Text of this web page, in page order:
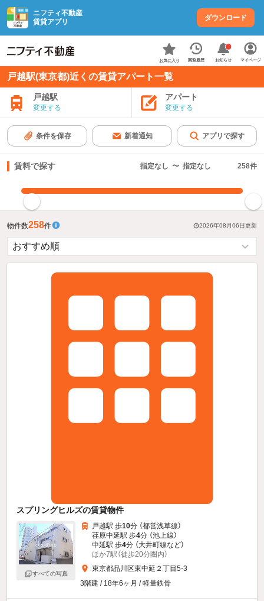
ニフティ不動産
賃貸アプリ
ダウンロード
お気に入り 閲覧履歴 お知らせ マイページ
戸越駅(東京都)近くの賃貸アパート一覧
戸越駅
変更する
アパート
変更する
条件を保存 新着通知 アプリで探す
賃料で探す 指定なし 〜 指定なし 258件
物件数258件 2026年08月06日更新
スプリングヒルズの賃貸物件
すべての写真
戸越駅 歩10分 （都営浅草線）
荏原中延駅 歩4分 （池上線）
中延駅 歩4分 （大井町線など）
ほか7駅（徒歩20分圏内）
東京都品川区東中延２丁目5-3
3階建 / 18年6ヶ月 / 軽量鉄骨